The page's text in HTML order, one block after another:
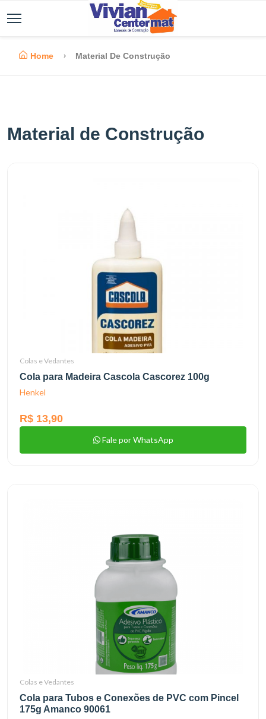
Home Material De Construção
Material de Construção
Colas e Vedantes
Cola para Madeira Cascola Cascorez 100g
Henkel
R$ 13,90
Fale por WhatsApp
Colas e Vedantes
Cola para Tubos e Conexões de PVC com Pincel
175g Amanco 90061